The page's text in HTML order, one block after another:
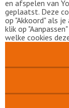
Bekijk alle
DisclaimerPrivacy
Copyright
en afspelen van
geplaatst. Deze
op "Akkoord" als
klik op
welke cookies